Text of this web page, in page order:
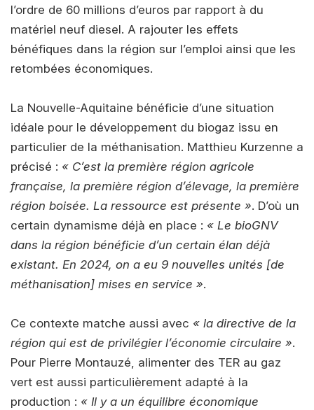
l’ordre de 60 millions d’euros par rapport à du
matériel neuf diesel. A rajouter les effets
bénéfiques dans la région sur l’emploi ainsi que les
retombées économiques.
La Nouvelle-Aquitaine bénéficie d’une situation
idéale pour le développement du biogaz issu en
particulier de la méthanisation. Matthieu Kurzenne a
précisé : « C’est la première région agricole
française, la première région d’élevage, la première
région boisée. La ressource est présente ». D’où un
certain dynamisme déjà en place : « Le bioGNV
dans la région bénéficie d’un certain élan déjà
existant. En 2024, on a eu 9 nouvelles unités [de
méthanisation] mises en service ».
Ce contexte matche aussi avec « la directive de la
région qui est de privilégier l’économie circulaire ».
Pour Pierre Montauzé, alimenter des TER au gaz
vert est aussi particulièrement adapté à la
production : « Il y a un équilibre économique